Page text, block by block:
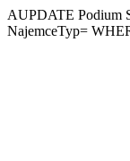
AUPDATE Podium
NajemceTyp=